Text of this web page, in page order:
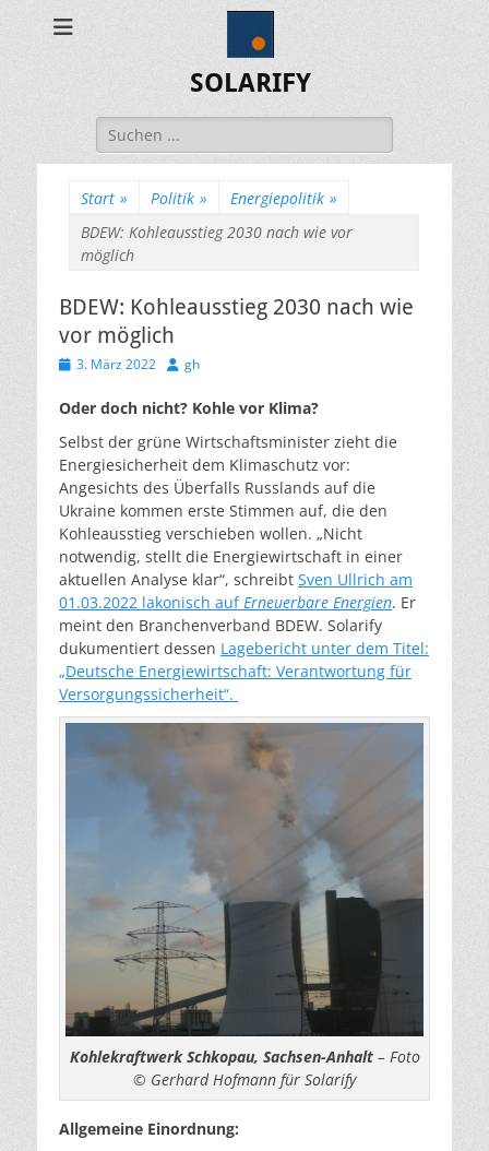
SOLARIFY
Suchen
nach:
Start » Politik » Energiepolitik »
BDEW: Kohleausstieg 2030 nach wie vor
möglich
BDEW: Kohleausstieg 2030 nach wie
vor möglich
Veröffentlicht
3. März 2022 Autor
gh
Oder doch nicht? Kohle vor Klima?
Selbst der grüne Wirtschaftsminister zieht die
Energiesicherheit dem Klimaschutz vor:
Angesichts des Überfalls Russlands auf die
Ukraine kommen erste Stimmen auf, die den
Kohleausstieg verschieben wollen. „Nicht
notwendig, stellt die Energiewirtschaft in einer
aktuellen Analyse klar“, schreibt Sven Ullrich am
01.03.2022 lakonisch aufErneuerbare Energien. Er
meint den Branchenverband BDEW. Solarify
dukumentiert dessen Lagebericht unter dem Titel:
„Deutsche Energiewirtschaft: Verantwortung für
Versorgungssicherheit“.
Kohlekraftwerk Schkopau, Sachsen-Anhalt– Foto
© Gerhard Hofmann für Solarify
Allgemeine Einordnung: